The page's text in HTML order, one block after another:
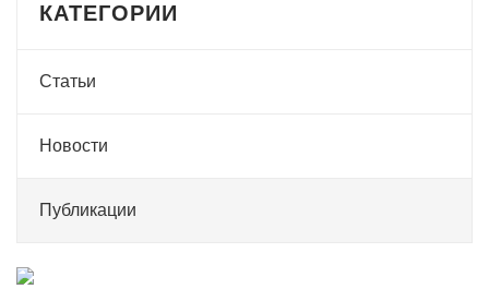
КАТЕГОРИИ
Статьи
Новости
Публикации